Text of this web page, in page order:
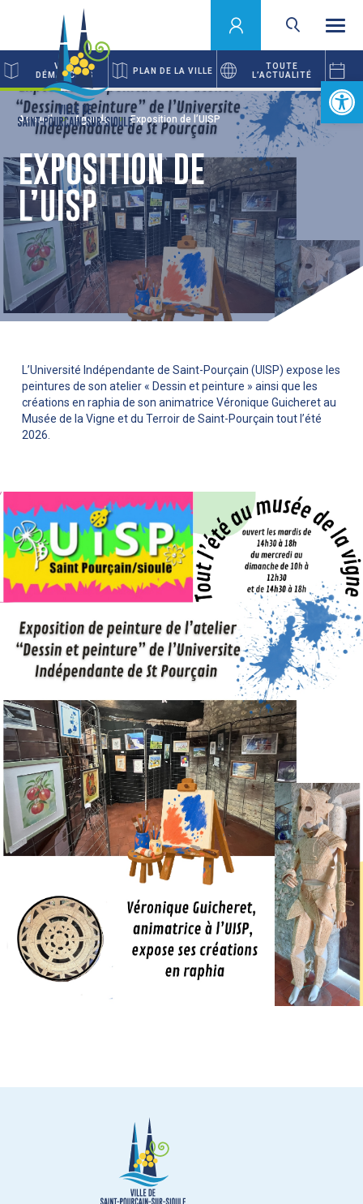
Ouvrir
VOS
DÉMARCHES
PLAN DE LA VILLE
TOUTE
L’ACTUALITÉ
Accueil Agenda Exposition de l’UISP
EXPOSITION DE
L’UISP
L’Université Indépendante de Saint-Pourçain (UISP) expose les
peintures de son atelier « Dessin et peinture » ainsi que les
créations en raphia de son animatrice Véronique Guicheret au
Musée de la Vigne et du Terroir de Saint-Pourçain tout l’été
2026.